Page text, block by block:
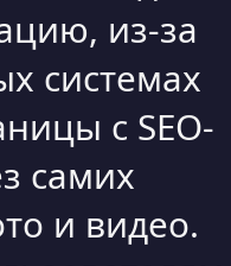
из-за
системах
с SEO-
самих
и видео.